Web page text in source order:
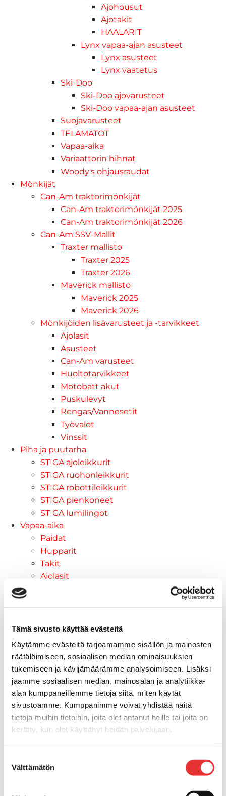
Tämä sivusto käyttää evästeitä
Käytämme evästeitä tarjoamamme sisällön ja mainosten
räätälöimiseen, sosiaalisen median ominaisuuksien
tukemiseen ja kävijämäärämme analysoimiseen. Lisäksi
jaamme sosiaalisen median, mainosalan ja analytiikka-
alan kumppaneillemme tietoja siitä, miten käytät
sivustoamme. Kumppanimme voivat yhdistää näitä
tietoja muihin tietoihin, joita olet antanut heille tai joita on
kerätty, kun olet käyttänyt heidän palvelujaan.
valinta
Välttämätön
Ajohousut
Ajotakit
HAALARIT
Lynx vapaa-ajan asusteet
Lynx asusteet
Lynx vaatetus
Ski-Doo
Ski-Doo ajovarusteet
Ski-Doo vapaa-ajan asusteet
Suojavarusteet
TELAMATOT
Vapaa-aika
Variaattorin hihnat
Woody's ohjausraudat
Mönkijät
Can-Am traktorimönkijät
Can-Am traktorimönkijät 2025
Can-Am traktorimönkijät 2026
Can-Am SSV-Mallit
Traxter mallisto
Traxter 2025
Traxter 2026
Maverick mallisto
Maverick 2025
Maverick 2026
Mönkijöiden lisävarusteet ja -tarvikkeet
Ajolasit
Asusteet
Can-Am varusteet
Huoltotarvikkeet
Motobatt akut
Puskulevyt
Rengas/Vannesetit
Työvalot
Vinssit
Piha ja puutarha
STIGA ajoleikkurit
STIGA ruohonleikkurit
STIGA robottileikkurit
STIGA pienkoneet
STIGA lumilingot
Vapaa-aika
Paidat
Hupparit
Takit
Ajolasit
Tarjoukset
Lahjakortti
Maritim venetarvikkeet
Kansihelat
Listat ja kansikatteet
Törmäyslista
Reuna- ja ikkunalistat
Alumiinilistat
Kansikate
Venevarusteet